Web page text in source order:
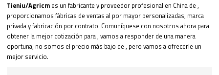
Tieniu/Agricm es un fabricante y proveedor profesional en China de,
proporcionamos fábricas deventas al por mayor personalizadas, marca
privadayfabricación por contrato. Comuníquese con nosotros ahora para
obtener la mejor cotización para, vamos a responder de una manera
oportuna, no somos el precio más bajo de, pero vamos a ofrecerle un
mejor servicio.